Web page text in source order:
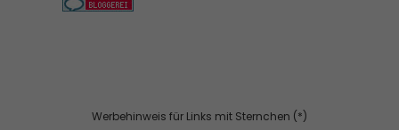
Werbehinweis für Links mit Sternchen (*)